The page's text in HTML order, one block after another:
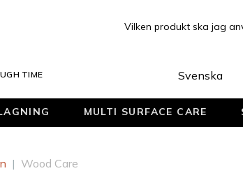
TIME
Vilken produkt ska jag
Svenska
MULTI SURFACE CARE
| Wood Care